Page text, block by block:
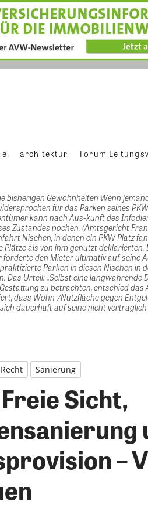
architektur. Forum
bisherigen Gewohnheiten Wenn
für das Parken seines
kann nach Aus-kunft des
Zustandes pochen. (Amtsgericht
Nischen, in denen ein PKW Platz
Plätze als von ihm genutzt
forderte den Mieter ultimativ auf,
Parken in diesen Nischen in
Das Urteil: „Selbst eine
zu betrachten, entschied
dass Wohn-/Nutzfläche gegen
dauerhaft auf seine nicht
Recht Sanierung
Sicht,
–